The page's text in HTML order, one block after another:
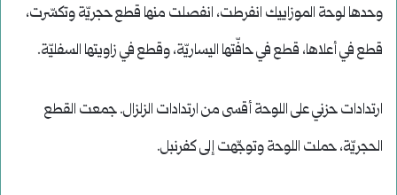
وحدها لوحة الموزاييك انفرطت، انفصلت منها قطع حجريّة وتكسّرت،
قطع في أعلاها، قطع في حافّتها اليساريّة، وقطع في زاويتها السفليّة.
ارتدادات حزني على اللوحة أقسى من ارتدادات الزلزال. جمعت القطع
الحجريّة، حملت اللوحة وتوجّهت إلى كفرنبل.